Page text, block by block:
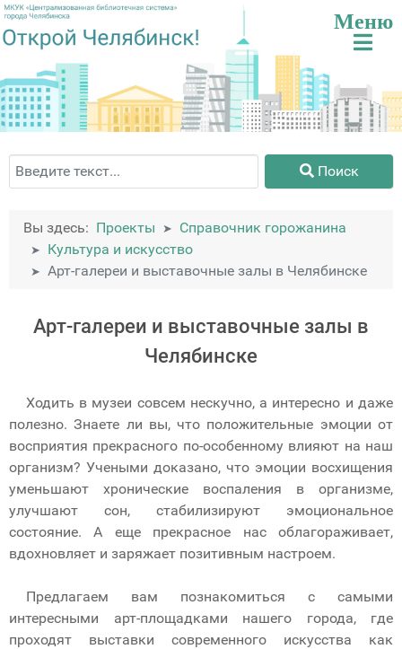
Поиск Поиск
Вы здесь: Проекты
Справочник горожанина
Культура и искусство
Арт-галереи и выставочные залы в Челябинске
Арт-галереи и выставочные залы в
Челябинске
Ходить в музеи совсем нескучно, а интересно и даже
полезно. Знаете ли вы, что положительные эмоции от
восприятия прекрасного по-особенному влияют на наш
организм? Учеными доказано, что эмоции восхищения
уменьшают хронические воспаления в организме,
улучшают сон, стабилизируют эмоциональное
состояние. А еще прекрасное нас облагораживает,
вдохновляет и заряжает позитивным настроем.
Предлагаем вам познакомиться с самыми
интересными арт-площадками нашего города, где
проходят выставки современного искусства как